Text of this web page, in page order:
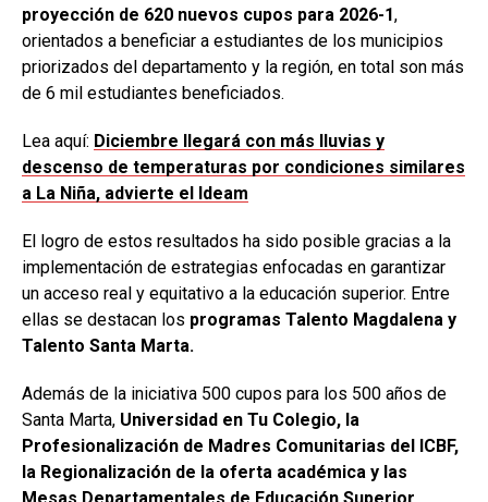
proyección de 620 nuevos cupos para 2026-1,
orientados a beneficiar a estudiantes de los municipios
priorizados del departamento y la región, en total son más
de 6 mil estudiantes beneficiados.
Lea aquí: Diciembre llegará con más lluvias y
descenso de temperaturas por condiciones similares
a La Niña, advierte el Ideam
El logro de estos resultados ha sido posible gracias a la
implementación de estrategias enfocadas en garantizar
un acceso real y equitativo a la educación superior. Entre
ellas se destacan los programas Talento Magdalena y
Talento Santa Marta.
Además de la iniciativa 500 cupos para los 500 años de
Santa Marta, Universidad en Tu Colegio, la
Profesionalización de Madres Comunitarias del ICBF,
la Regionalización de la oferta académica y las